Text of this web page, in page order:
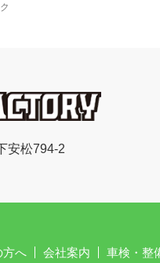
安松794-2
方へ 会社案内 車検・整